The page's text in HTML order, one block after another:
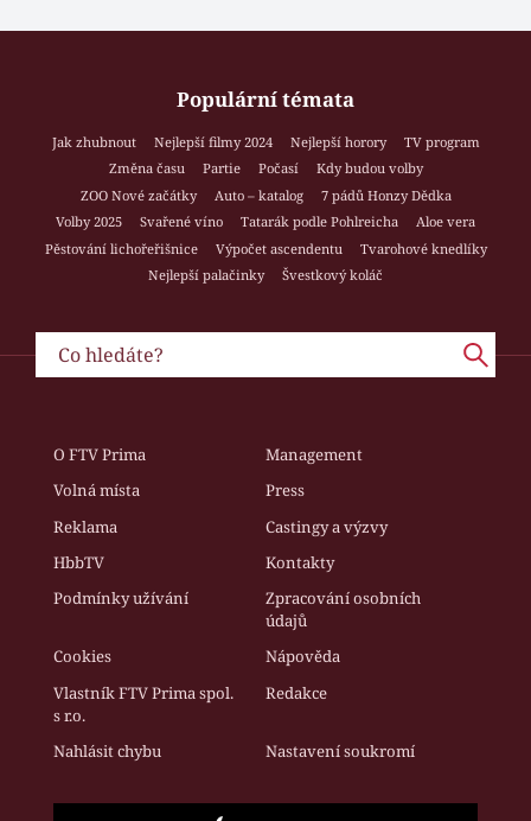
Populární témata
Jak zhubnout Nejlepší filmy 2024 Nejlepší horory
TV program
Změna času
Partie Počasí
Kdy budou volby
ZOO Nové začátky
Auto – katalog
7 pádů Honzy Dědka
Volby 2025
Svařené víno Tatarák podle Pohlreicha
Aloe vera
Pěstování lichořeřišnice
Výpočet ascendentu
Tvarohové knedlíky
Nejlepší palačinky
Švestkový koláč
O FTV Prima
Management
Volná místa
Press
Reklama
Castingy a výzvy
HbbTV
Kontakty
Podmínky užívání
Zpracování osobních
údajů
Cookies
Nápověda
Vlastník FTV Prima spol.
s r.o.
Redakce
Nahlásit chybu Nastavení soukromí